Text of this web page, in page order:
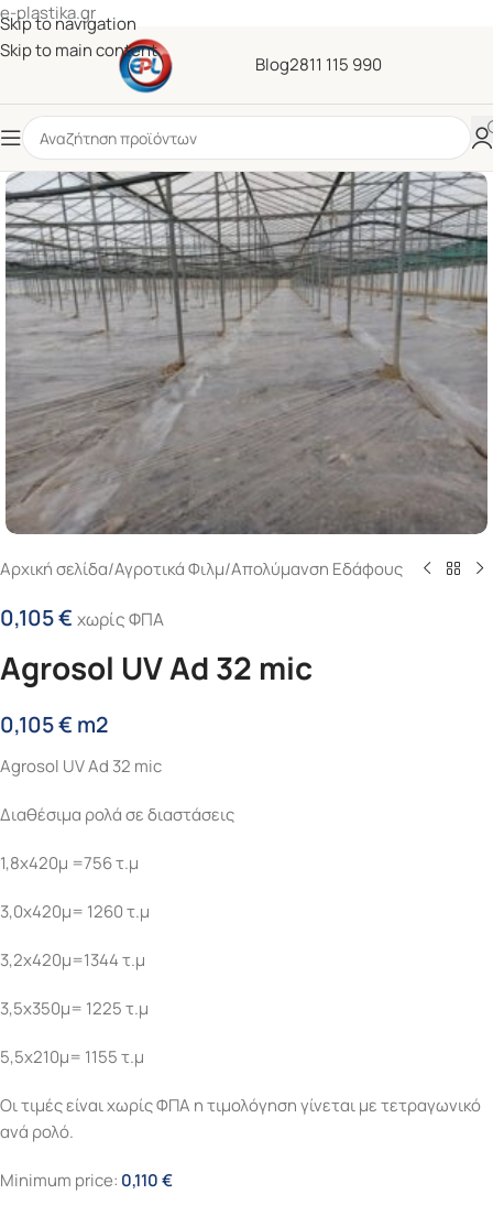
e-plastika.gr
Skip to navigation
Skip to main content
Blog2811 115 990
Αρχική σελίδα/Αγροτικά Φιλμ/Απολύμανση Εδάφους
0,105€ χωρίς ΦΠΑ
Agrosol UV Ad 32 mic
0,105€ m2
Agrosol UV Ad 32 mic
Διαθέσιμα ρολά σε διαστάσεις
1,8χ420μ =756 τ.μ
3,0χ420μ= 1260 τ.μ
3,2χ420μ=1344 τ.μ
3,5χ350μ= 1225 τ.μ
5,5χ210μ= 1155 τ.μ
Οι τιμές είναι χωρίς ΦΠΑ η τιμολόγηση γίνεται με τετραγωνικό
ανά ρολό.
Minimum price: 0,110€